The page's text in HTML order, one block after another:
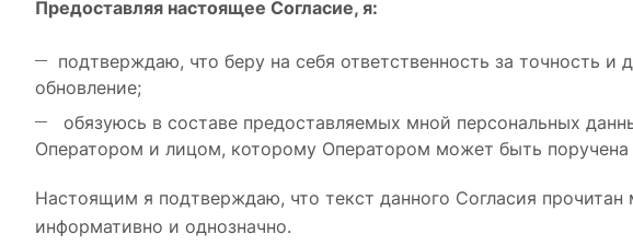
Предоставляя настоящее Согласие, я:
подтверждаю, что беру на себя ответственность за точность
обновление;
обязуюсь в составе предоставляемых мной персональных
Оператором и лицом, которому Оператором может быть поручена
Настоящим я подтверждаю, что текст данного Согласия
информативно и однозначно.